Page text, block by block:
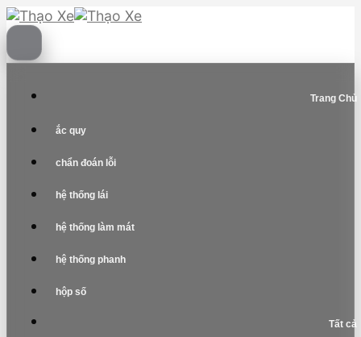
Skip
to
content
Trang Chủ
ắc quy
chẩn đoán lỗi
hệ thống lái
hệ thống làm mát
hệ thống phanh
hộp số
Tất cả